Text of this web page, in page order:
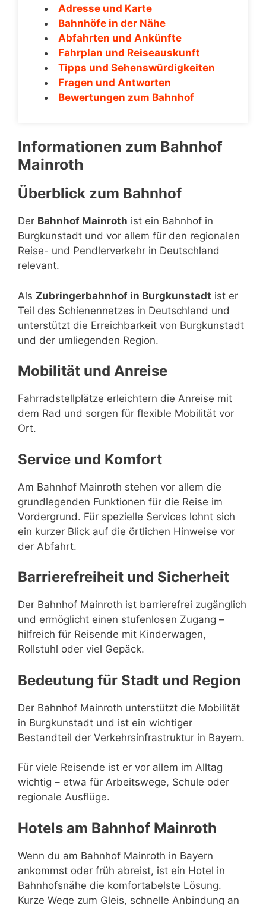
Adresse und Karte
Bahnhöfe in der Nähe
Abfahrten und Ankünfte
Fahrplan und Reiseauskunft
Tipps und Sehenswürdigkeiten
Fragen und Antworten
Bewertungen zum Bahnhof
Informationen zum Bahnhof
Mainroth
Überblick zum Bahnhof
Der Bahnhof Mainroth ist ein Bahnhof in
Burgkunstadt und vor allem für den regionalen
Reise- und Pendlerverkehr in Deutschland
relevant.
Als Zubringerbahnhof in Burgkunstadt ist er
Teil des Schienennetzes in Deutschland und
unterstützt die Erreichbarkeit von Burgkunstadt
und der umliegenden Region.
Mobilität und Anreise
Fahrradstellplätze erleichtern die Anreise mit
dem Rad und sorgen für flexible Mobilität vor
Ort.
Service und Komfort
Am Bahnhof Mainroth stehen vor allem die
grundlegenden Funktionen für die Reise im
Vordergrund. Für spezielle Services lohnt sich
ein kurzer Blick auf die örtlichen Hinweise vor
der Abfahrt.
Barrierefreiheit und Sicherheit
Der Bahnhof Mainroth ist barrierefrei zugänglich
und ermöglicht einen stufenlosen Zugang –
hilfreich für Reisende mit Kinderwagen,
Rollstuhl oder viel Gepäck.
Bedeutung für Stadt und Region
Der Bahnhof Mainroth unterstützt die Mobilität
in Burgkunstadt und ist ein wichtiger
Bestandteil der Verkehrsinfrastruktur in Bayern.
Für viele Reisende ist er vor allem im Alltag
wichtig – etwa für Arbeitswege, Schule oder
regionale Ausflüge.
Hotels am Bahnhof Mainroth
Wenn du am Bahnhof Mainroth in Bayern
ankommst oder früh abreist, ist ein Hotel in
Bahnhofsnähe die komfortabelste Lösung.
Kurze Wege zum Gleis, schnelle Anbindung an